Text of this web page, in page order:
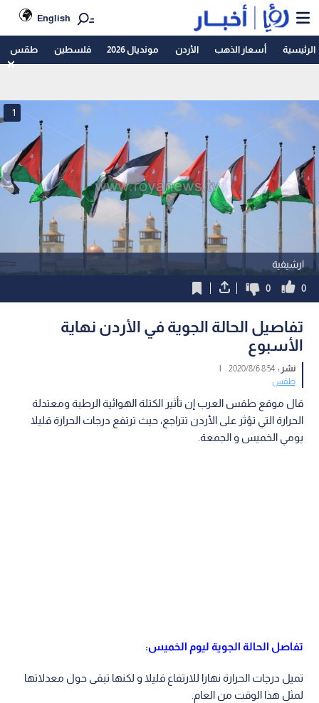
English
الرئيسية أسعار الذهب الأردن مونديال 2026 فلسطين طقس
ارشيفية
1
0
0
تفاصيل الحالة الجوية في الأردن نهاية
الأسبوع
نشر :8:54 2020/8/6
|
طقس
قال موقع طقس العرب إن تأثير الكتلة الهوائية الرطبة ومعتدلة
الحرارة التي تؤثر على الأردن تتراجع، حيث ترتفع درجات الحرارة قليلا
يومي الخميس و الجمعة.
تفاصل الحالة الجوية ليوم الخميس:
تميل درجات الحرارة نهارا للارتفاع قليلا و لكنها تبقى حول معدلاتها
لمثل هذا الوقت من العام.